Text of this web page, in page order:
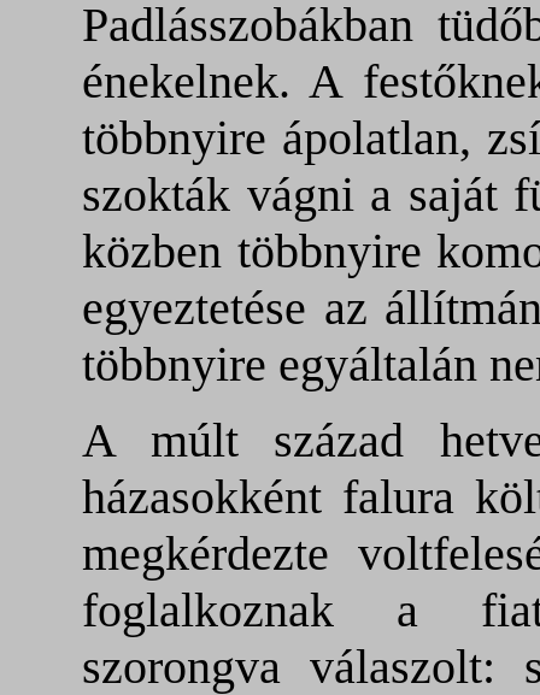
Padlásszobákban
énekelnek. A
többnyire ápolatlan,
szokták vágni a saját
közben többnyire
egyeztetése az
többnyire egyáltalán
A múlt század
házasokként falura
megkérdezte
foglalkoznak a
szorongva válaszolt: